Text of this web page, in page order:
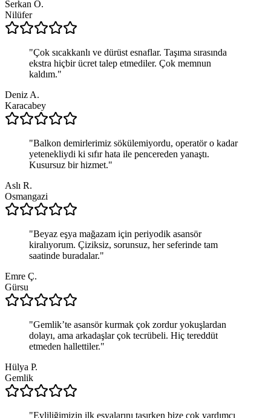
Serkan Ö.
Nilüfer
"Çok sıcakkanlı ve dürüst esnaflar. Taşıma sırasında
ekstra hiçbir ücret talep etmediler. Çok memnun
kaldım."
Deniz A.
Karacabey
"Balkon demirlerimiz sökülemiyordu, operatör o kadar
yetenekliydi ki sıfır hata ile pencereden yanaştı.
Kusursuz bir hizmet."
Aslı R.
Osmangazi
"Beyaz eşya mağazam için periyodik asansör
kiralıyorum. Çiziksiz, sorunsuz, her seferinde tam
saatinde buradalar."
Emre Ç.
Gürsu
"Gemlik’te asansör kurmak çok zordur yokuşlardan
dolayı, ama arkadaşlar çok tecrübeli. Hiç tereddüt
etmeden hallettiler."
Hülya P.
Gemlik
"Evliliğimizin ilk eşyalarını taşırken bize çok yardımcı